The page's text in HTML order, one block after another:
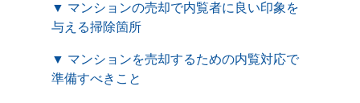
▼ マンションの売却で内覧者に良い印象を
与える掃除箇所
▼ マンションを売却するための内覧対応で
準備すべきこと